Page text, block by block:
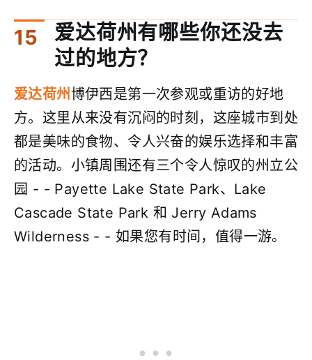
爱达荷州有哪些你还没去
过的地方？
爱达荷州博伊西是第一次参观或重访的好地
方。这里从来没有沉闷的时刻，这座城市到处
都是美味的食物、令人兴奋的娱乐选择和丰富
的活动。小镇周围还有三个令人惊叹的州立公
园 - - Payette Lake State Park、Lake
Cascade State Park 和 Jerry Adams
Wilderness - - 如果您有时间，值得一游。